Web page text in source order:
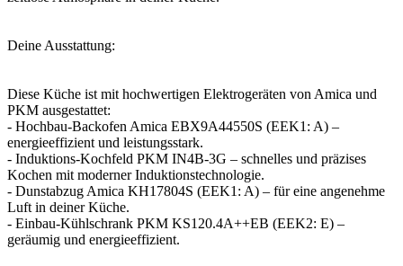
Deine Ausstattung:
Diese Küche ist mit hochwertigen Elektrogeräten von Amica und
PKM ausgestattet:
- Hochbau-Backofen Amica EBX9A44550S (EEK1: A) –
energieeffizient und leistungsstark.
- Induktions-Kochfeld PKM IN4B-3G – schnelles und präzises
Kochen mit moderner Induktionstechnologie.
- Dunstabzug Amica KH17804S (EEK1: A) – für eine angenehme
Luft in deiner Küche.
- Einbau-Kühlschrank PKM KS120.4A++EB (EEK2: E) –
geräumig und energieeffizient.